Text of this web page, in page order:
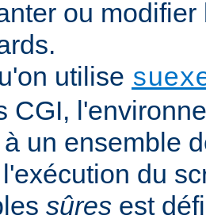
ou
utilise
CGI,
à un ensemble
du
sûres est